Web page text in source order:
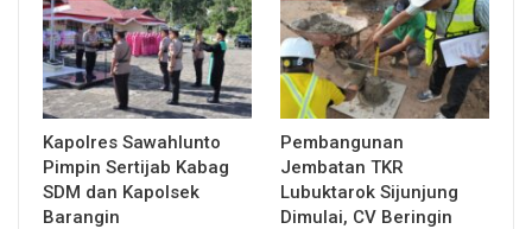
Kapolres Sawahlunto
Pimpin Sertijab Kabag
SDM dan Kapolsek
Barangin
Pembangunan
Jembatan TKR
Lubuktarok Sijunjung
Dimulai, CV Beringin